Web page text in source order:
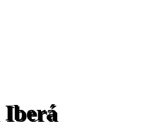
Iberá